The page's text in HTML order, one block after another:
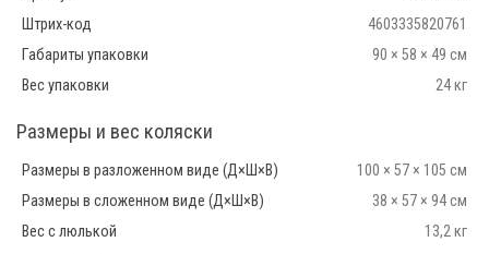
Штрих-код
4603335820761
Габариты упаковки
90 × 58 × 49 см
Вес упаковки
24 кг
Размеры и вес коляски
Размеры в разложенном виде (Д×Ш×В)
100 × 57 × 105 см
Размеры в сложенном виде (Д×Ш×В)
38 × 57 × 94 см
Вес с люлькой
13,2 кг